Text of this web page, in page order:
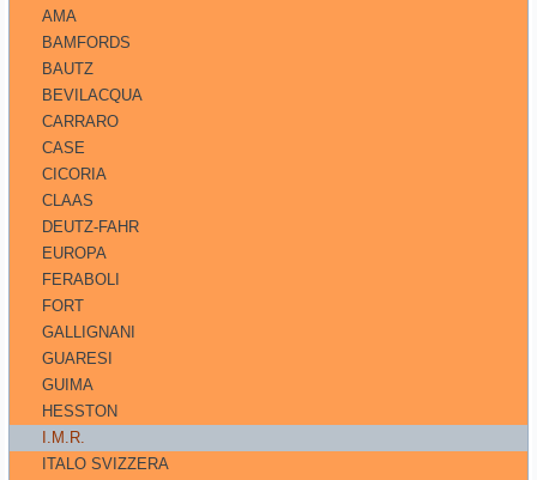
AMA
BAMFORDS
BAUTZ
BEVILACQUA
CARRARO
CASE
CICORIA
CLAAS
DEUTZ-FAHR
EUROPA
FERABOLI
FORT
GALLIGNANI
GUARESI
GUIMA
HESSTON
I.M.R.
ITALO SVIZZERA